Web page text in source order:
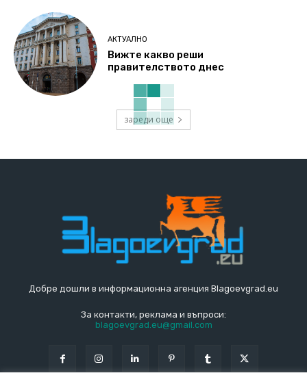
АКТУАЛНО
Вижте какво реши
правителството днес
зареди още
Добре дошли в информационна агенция Blagoevgrad.eu
За контакти, реклама и въпроси:
blagoevgrad.eu@gmail.com